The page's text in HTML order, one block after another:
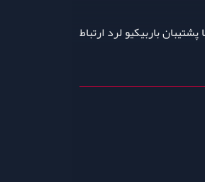
باربیکیو لرد ارتباط